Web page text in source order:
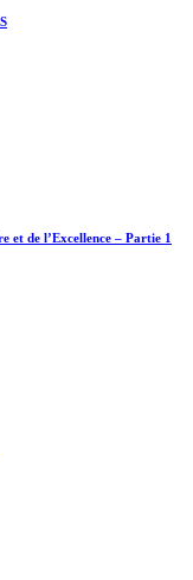
et de l’Excellence – Partie 1